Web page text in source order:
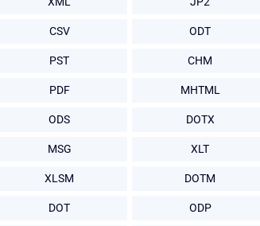
CSV ODT
PST CHM
PDF MHTML
ODS DOTX
MSG XLT
XLSM DOTM
DOT ODP